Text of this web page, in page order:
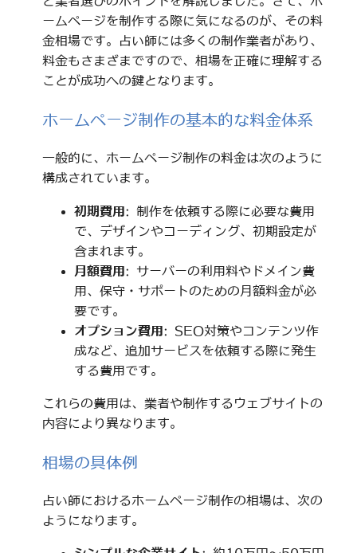
ームページを制作する際に気になるのが、その料
金相場です。占い師には多くの制作業者があり、
料金もさまざまですので、相場を正確に理解する
ことが成功への鍵となります。
ホームページ制作の基本的な料金体系
一般的に、ホームページ制作の料金は次のように
構成されています。
初期費用: 制作を依頼する際に必要な費用
で、デザインやコーディング、初期設定が
含まれます。
月額費用: サーバーの利用料やドメイン費
用、保守・サポートのための月額料金が必
要です。
オプション費用: SEO対策やコンテンツ作
成など、追加サービスを依頼する際に発生
する費用です。
これらの費用は、業者や制作するウェブサイトの
内容により異なります。
相場の具体例
占い師におけるホームページ制作の相場は、次の
ようになります。